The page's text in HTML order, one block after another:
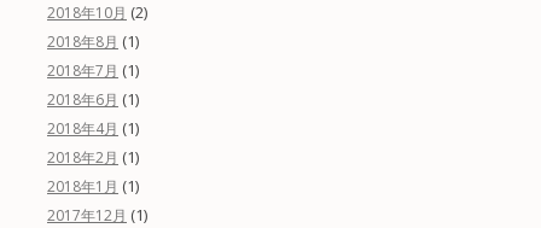
2018年10月 (2)
2018年8月 (1)
2018年7月 (1)
2018年6月 (1)
2018年4月 (1)
2018年2月 (1)
2018年1月 (1)
2017年12月 (1)